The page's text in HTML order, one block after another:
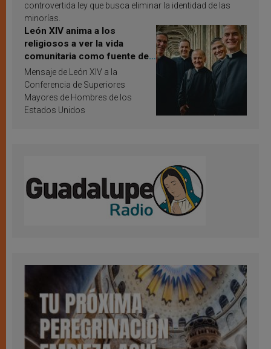
controvertida ley que busca eliminar la identidad de las
minorías.
León XIV anima a los
religiosos a ver la vida
comunitaria como fuente de
inspiración y santificación
Mensaje de León XIV a la
Conferencia de Superiores
Mayores de Hombres de los
Estados Unidos